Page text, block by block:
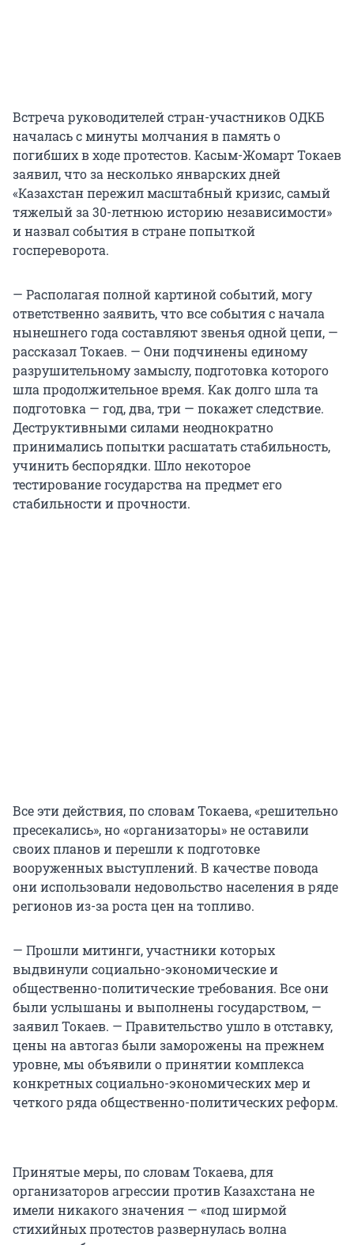
Встреча руководителей стран-участников ОДКБ
началась с минуты молчания в память о
погибших в ходе протестов. Касым-Жомарт Токаев
заявил, что за несколько январских дней
«Казахстан пережил масштабный кризис, самый
тяжелый за 30-летнюю историю независимости»
и назвал события в стране попыткой
госпереворота.
— Располагая полной картиной событий, могу
ответственно заявить, что все события с начала
нынешнего года составляют звенья одной цепи, —
рассказал Токаев. — Они подчинены единому
разрушительному замыслу, подготовка которого
шла продолжительное время. Как долго шла та
подготовка — год, два, три — покажет следствие.
Деструктивными силами неоднократно
принимались попытки расшатать стабильность,
учинить беспорядки. Шло некоторое
тестирование государства на предмет его
стабильности и прочности.
Все эти действия, по словам Токаева, «решительно
пресекались», но «организаторы» не оставили
своих планов и перешли к подготовке
вооруженных выступлений. В качестве повода
они использовали недовольство населения в ряде
регионов из-за роста цен на топливо.
— Прошли митинги, участники которых
выдвинули социально-экономические и
общественно-политические требования. Все они
были услышаны и выполнены государством, —
заявил Токаев. — Правительство ушло в отставку,
цены на автогаз были заморожены на прежнем
уровне, мы объявили о принятии комплекса
конкретных социально-экономических мер и
четкого ряда общественно-политических реформ.
Принятые меры, по словам Токаева, для
организаторов агрессии против Казахстана не
имели никакого значения — «под ширмой
стихийных протестов развернулась волна